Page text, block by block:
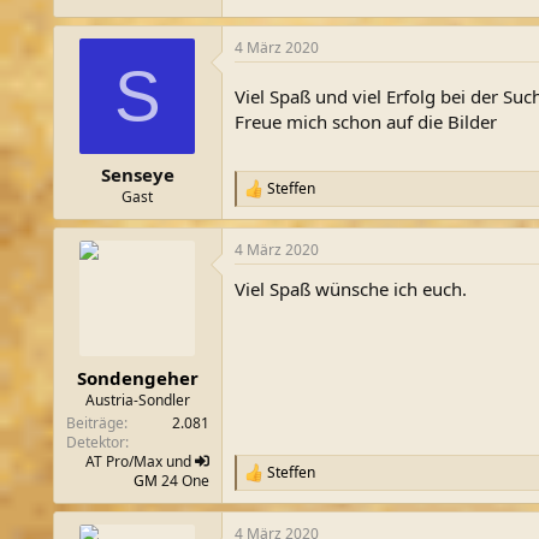
S
Senseye
Gast
4 März 2020
Viel Spaß und viel Erfolg bei der
Freue mich schon auf die Bilder
R
e
a
k
i
Steffen
Sondengeher
Austria-Sondler
Beiträge
2.081
Detektor
AT Pro/Max und
GM 24 One
4 März 2020
Viel Spaß wünsche ich euch.
R
e
a
Steffen
4 März 2020